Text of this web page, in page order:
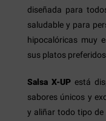
diseñada para
saludable y para
hipocalóricas muy
sus platos preferidos.
Salsa X-UP está
sabores únicos y
y aliñar todo tipo de